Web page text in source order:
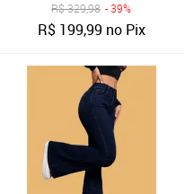
R$329,98 - 39%
R$ 199,99 no Pix